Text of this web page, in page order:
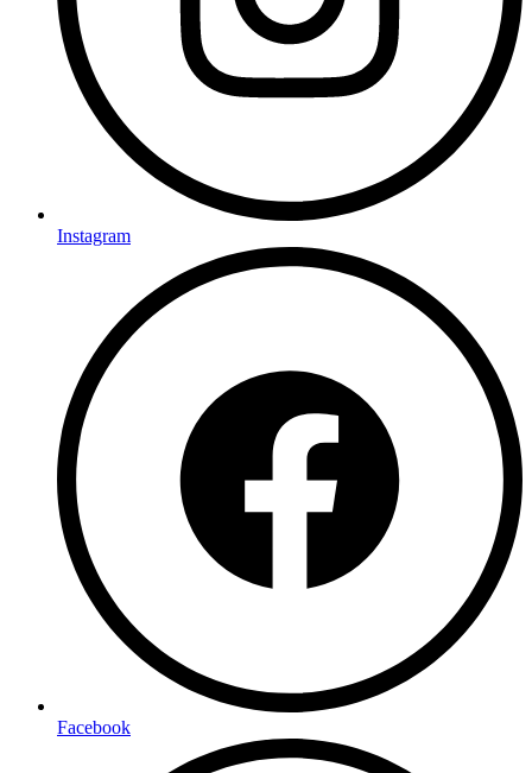
Instagram
Facebook